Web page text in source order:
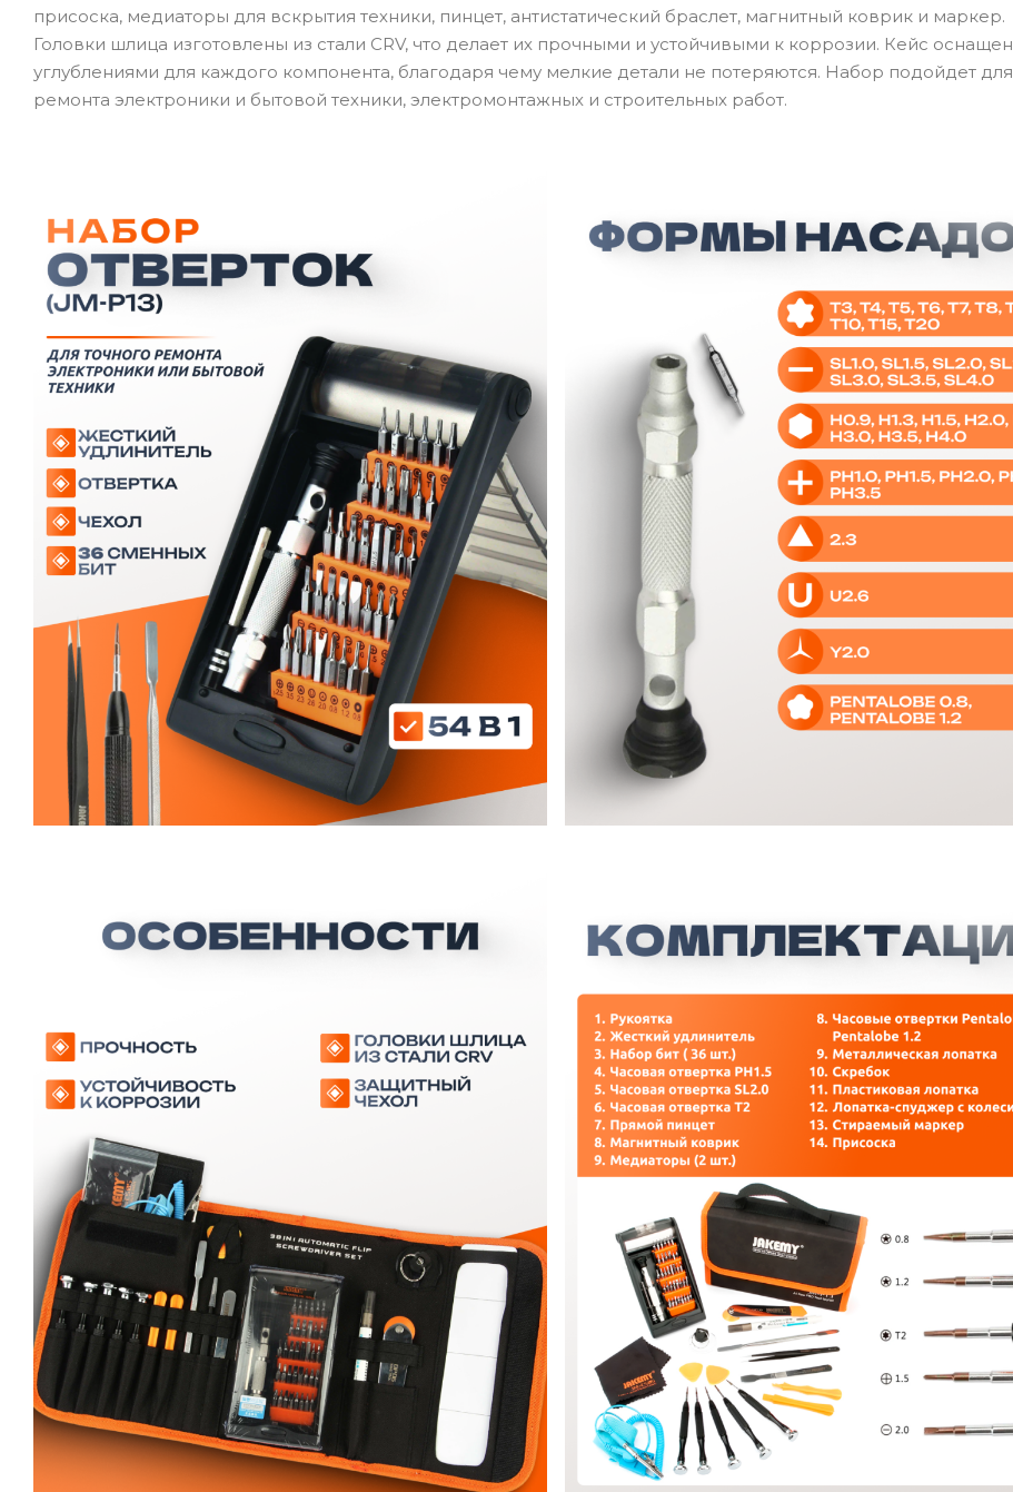
присоска, медиаторы для вскрытия техники, пинцет, антистатический браслет, магнитный коврик и маркер.
Головки шлица изготовлены из стали CRV, что делает их прочными и устойчивыми к коррозии. Кейс оснащен
углублениями для каждого компонента, благодаря чему мелкие детали не потеряются. Набор подойдет для
ремонта электроники и бытовой техники, электромонтажных и строительных работ.